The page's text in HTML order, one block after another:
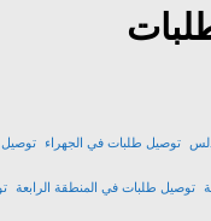
توصيل طلبات في الجهراء
توصيل طلبات في المنطقة الرابعة